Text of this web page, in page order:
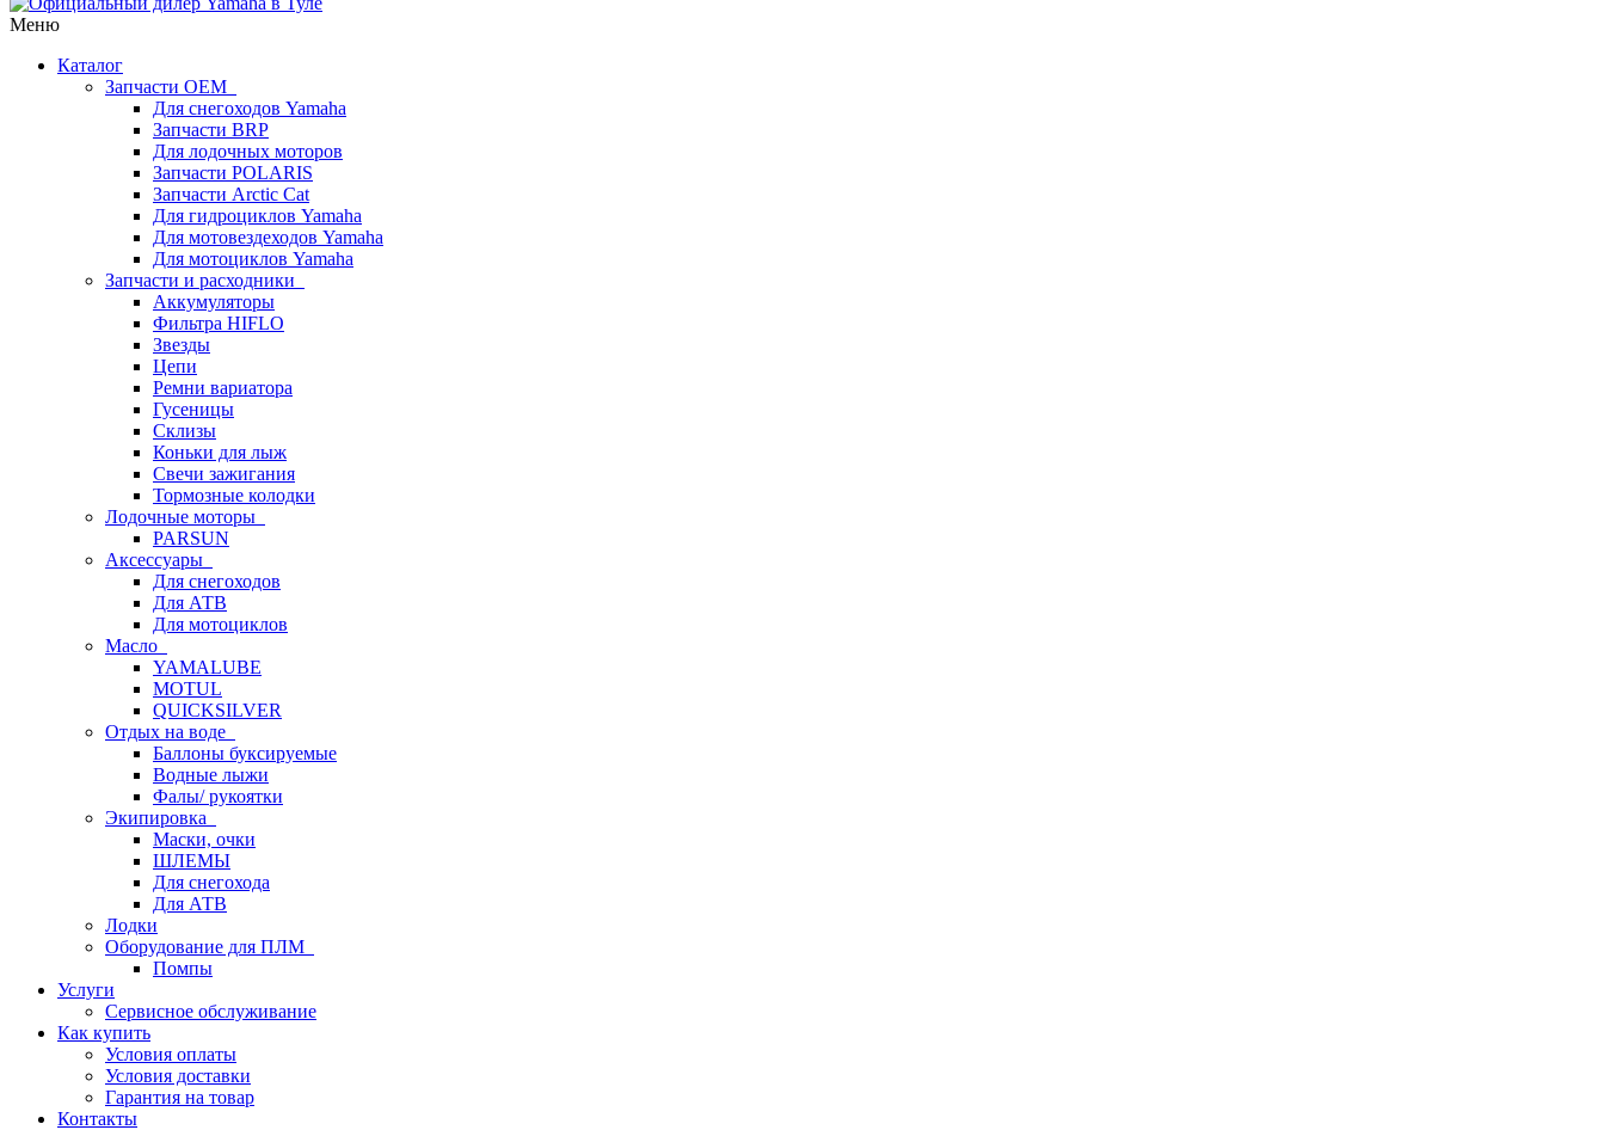
Меню
Каталог
Запчасти OEM
Для снегоходов Yamaha
Запчасти BRP
Для лодочных моторов
Запчасти POLARIS
Запчасти Arctic Cat
Для гидроциклов Yamaha
Для мотовездеходов Yamaha
Для мотоциклов Yamaha
Запчасти и расходники
Аккумуляторы
Фильтра HIFLO
Звезды
Цепи
Ремни вариатора
Гусеницы
Склизы
Коньки для лыж
Свечи зажигания
Тормозные колодки
Лодочные моторы
PARSUN
Аксессуары
Для снегоходов
Для АТВ
Для мотоциклов
Масло
YAMALUBE
MOTUL
QUICKSILVER
Отдых на воде
Баллоны буксируемые
Водные лыжи
Фалы/ рукоятки
Экипировка
Маски, очки
ШЛЕМЫ
Для снегохода
Для АТВ
Лодки
Оборудование для ПЛМ
Помпы
Услуги
Сервисное обслуживание
Как купить
Условия оплаты
Условия доставки
Гарантия на товар
Контакты